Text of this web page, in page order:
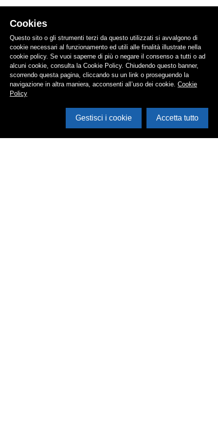
Cookies
Questo sito o gli strumenti terzi da questo utilizzati si avvalgono di
cookie necessari al funzionamento ed utili alle finalità illustrate nella
cookie policy. Se vuoi saperne di più o negare il consenso a tutti o ad
alcuni cookie, consulta la Cookie Policy. Chiudendo questo banner,
scorrendo questa pagina, cliccando su un link o proseguendo la
navigazione in altra maniera, acconsenti all’uso dei cookie. Cookie
Policy
Gestisci i cookie Accetta tutto